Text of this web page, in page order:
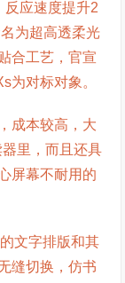
反应速度提升2
为超高透柔光
合工艺，官宣
为对标对象。
成本较高，大
里，而且还具
屏幕不耐用的
文字排版和其
缝切换，仿书